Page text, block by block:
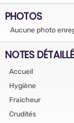
PHOTOS
Aucune photo
NOTES
Accueil
Hygiène
Fraicheur
Crudités